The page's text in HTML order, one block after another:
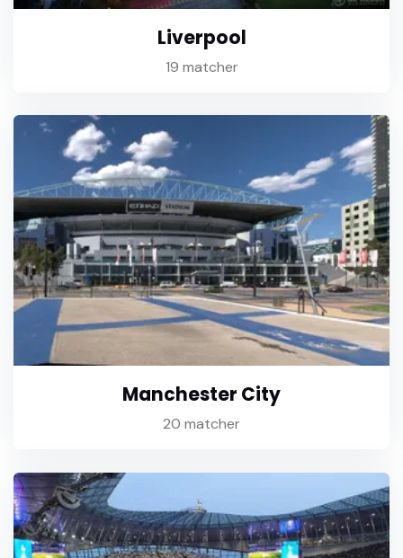
Liverpool
19 matcher
Manchester City
20 matcher